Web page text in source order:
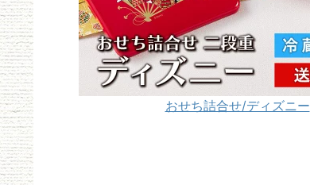
おせち詰合せ/ディズニー